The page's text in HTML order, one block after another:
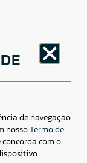
Jardim
914
de navegação
nossoTermo de
com o